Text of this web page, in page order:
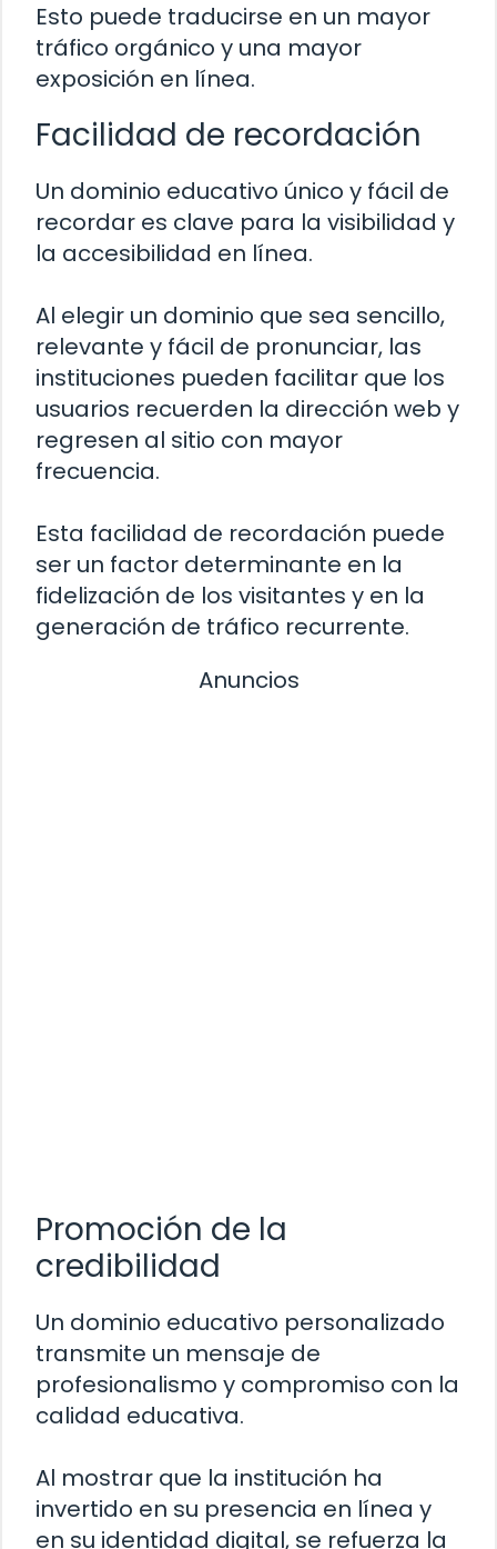
Esto puede traducirse en un mayor
tráfico orgánico y una mayor
exposición en línea.
Facilidad de recordación
Un dominio educativo único y fácil de
recordar es clave para la visibilidad y
la accesibilidad en línea.
Al elegir un dominio que sea sencillo,
relevante y fácil de pronunciar, las
instituciones pueden facilitar que los
usuarios recuerden la dirección web y
regresen al sitio con mayor
frecuencia.
Esta facilidad de recordación puede
ser un factor determinante en la
fidelización de los visitantes y en la
generación de tráfico recurrente.
Anuncios
Promoción de la
credibilidad
Un dominio educativo personalizado
transmite un mensaje de
profesionalismo y compromiso con la
calidad educativa.
Al mostrar que la institución ha
invertido en su presencia en línea y
en su identidad digital, se refuerza la